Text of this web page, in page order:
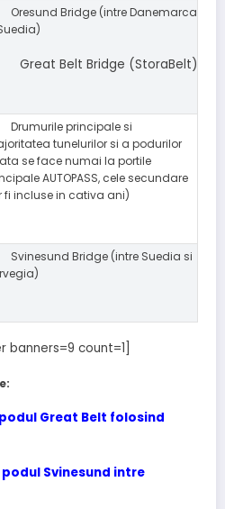
Bridge (intre Danemarca
Belt Bridge (StoraBelt)
principale si
tunelurilor si a podurilor
se face numai la portile
AUTOPASS, cele secundare
fi incluse in cativa ani)
Bridge (intre Suedia si
count=1]
Great Belt folosind
Svinesund intre